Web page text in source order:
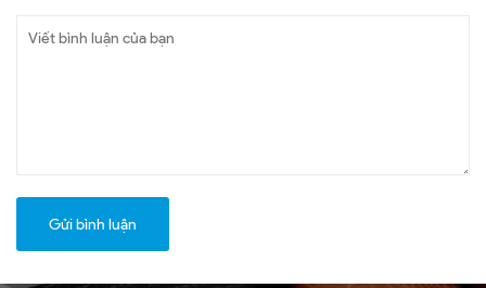
Gửi bình luận